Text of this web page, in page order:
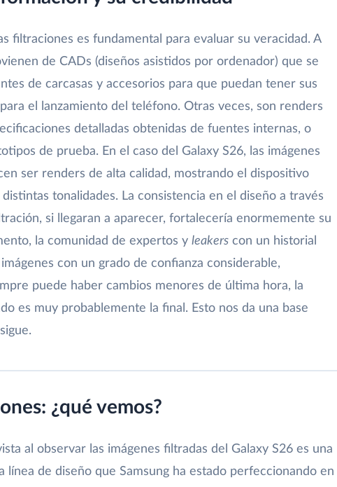
filtraciones es fundamental para evaluar su veracidad. A
de CADs (diseños asistidos por ordenador) que se
de carcasas y accesorios para que puedan tener sus
el lanzamiento del teléfono. Otras veces, son renders
detalladas obtenidas de fuentes internas, o
de prueba. En el caso del Galaxy S26, las imágenes
ser renders de alta calidad, mostrando el dispositivo
tonalidades. La consistencia en el diseño a través
si llegaran a aparecer, fortalecería enormemente su
la comunidad de expertos y leakers con un historial
con un grado de confianza considerable,
puede haber cambios menores de última hora, la
es muy probablemente la final. Esto nos da una base
¿qué vemos?
al observar las imágenes filtradas del Galaxy S26 es una
línea de diseño que Samsung ha estado perfeccionando en